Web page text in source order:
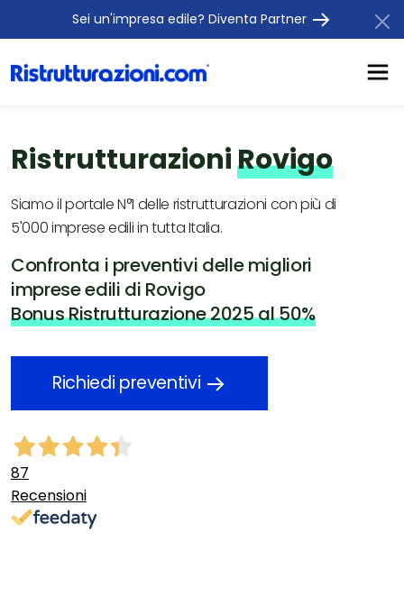
Sei un'impresa edile? Diventa Partner
RistrutturazioniRovigo
Siamo il portale N°1 delle ristrutturazioni con più di
5'000 imprese edili in tutta Italia.
Confronta i preventivi delle migliori
imprese edili di Rovigo
Bonus Ristrutturazione 2025 al 50%
Richiedi preventivi
87
Recensioni